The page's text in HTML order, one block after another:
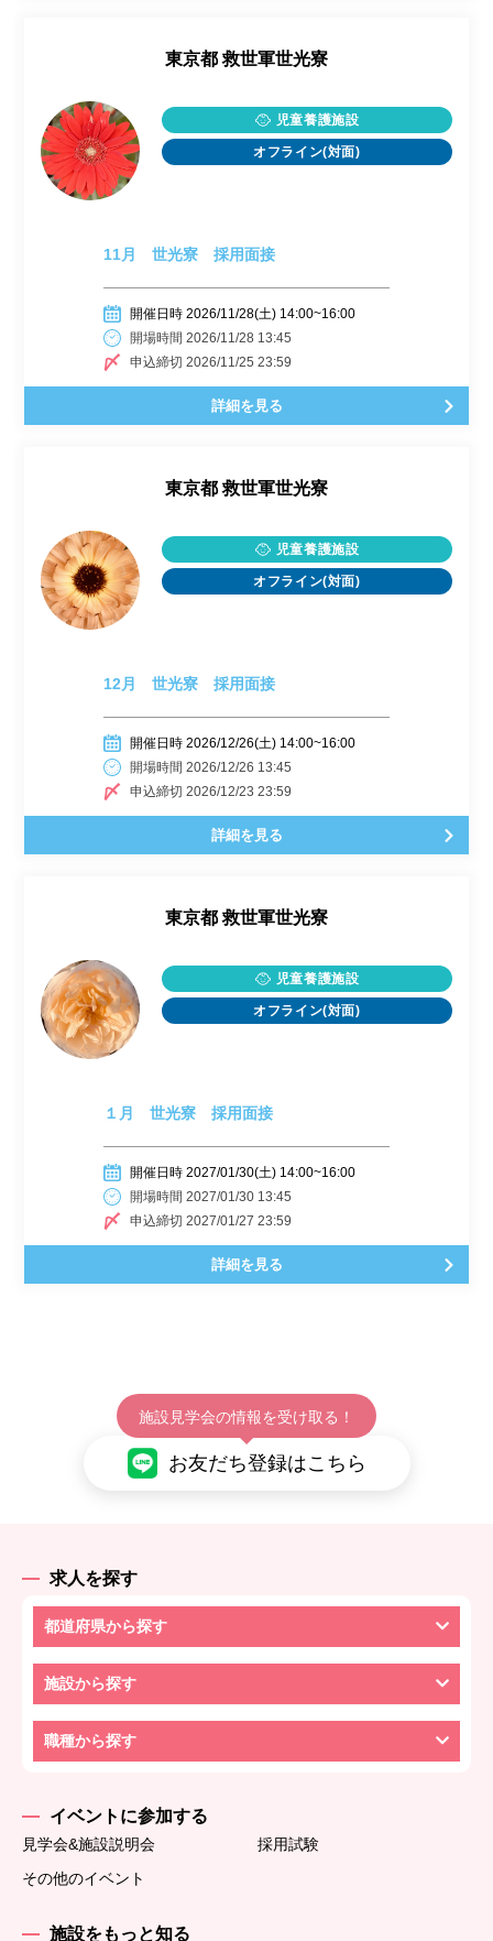
東京都 救世軍世光寮
児童養護施設
オフライン(対面)
11月 世光寮 採用面接
開催日時 2026/11/28(土) 14:00~16:00
開場時間 2026/11/28 13:45
申込締切 2026/11/25 23:59
詳細を見る
東京都 救世軍世光寮
児童養護施設
オフライン(対面)
12月 世光寮 採用面接
開催日時 2026/12/26(土) 14:00~16:00
開場時間 2026/12/26 13:45
申込締切 2026/12/23 23:59
詳細を見る
東京都 救世軍世光寮
児童養護施設
オフライン(対面)
１月 世光寮 採用面接
開催日時 2027/01/30(土) 14:00~16:00
開場時間 2027/01/30 13:45
申込締切 2027/01/27 23:59
詳細を見る
施設見学会の情報を受け取る！
お友だち登録はこちら
求人を探す
都道府県から探す
施設から探す
職種から探す
イベントに参加する
見学会&施設説明会
採用試験
その他のイベント
施設をもっと知る